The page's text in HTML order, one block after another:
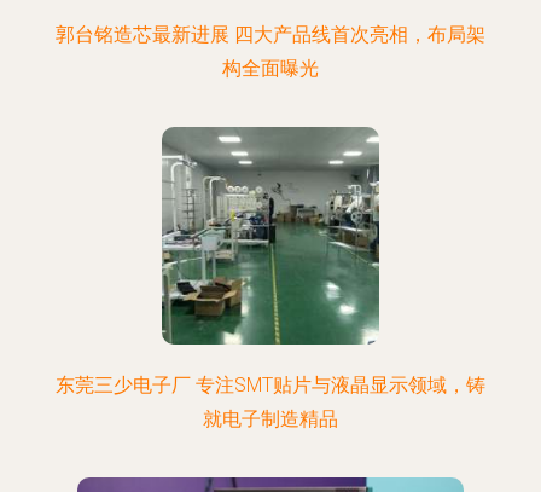
郭台铭造芯最新进展 四大产品线首次亮相，布局架
构全面曝光
东莞三少电子厂 专注SMT贴片与液晶显示领域，铸
就电子制造精品